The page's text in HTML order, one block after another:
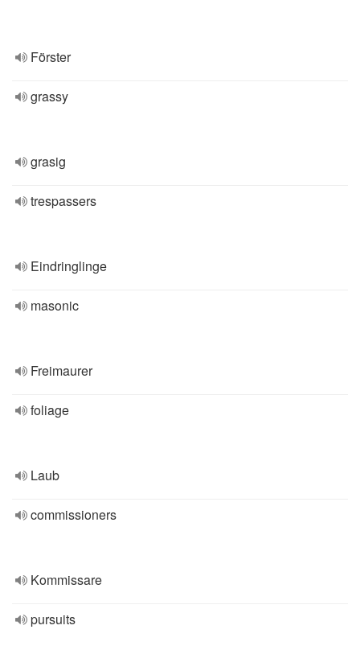
Förster
grassy
grasig
trespassers
Eindringlinge
masonic
Freimaurer
foliage
Laub
commissioners
Kommissare
pursuits